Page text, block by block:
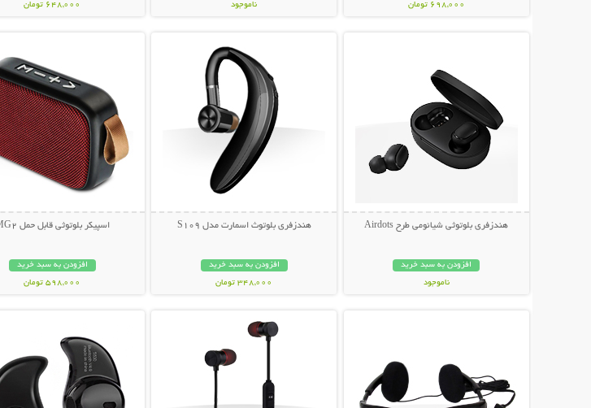
698,000 تومان
ناموجود
648,000 تومان
هندزفری بلوتوثی شیائومی طرح Airdots
افزودن به سبد خرید
ناموجود
هندزفری بلوتوث اسمارت مدل S109
افزودن به سبد خرید
348,000 تومان
اسپیکر بلوتوثی قابل حمل MG2
افزودن به سبد خرید
598,000 تومان